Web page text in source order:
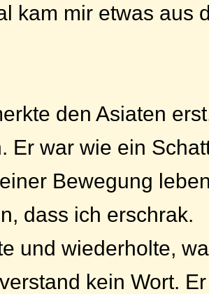
kam mir etwas aus
den Asiaten
Er war wie ein
Bewegung
dass ich erschrak.
und wiederholte,
kein Wort.